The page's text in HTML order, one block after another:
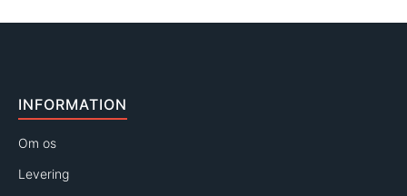
INFORMATION
Om os
Levering